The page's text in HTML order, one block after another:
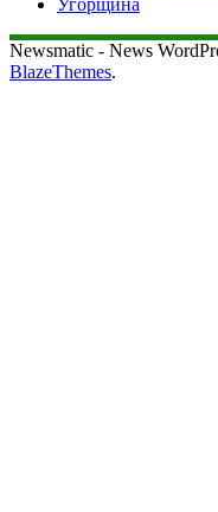
Угорщина
Newsmatic - News
BlazeThemes.